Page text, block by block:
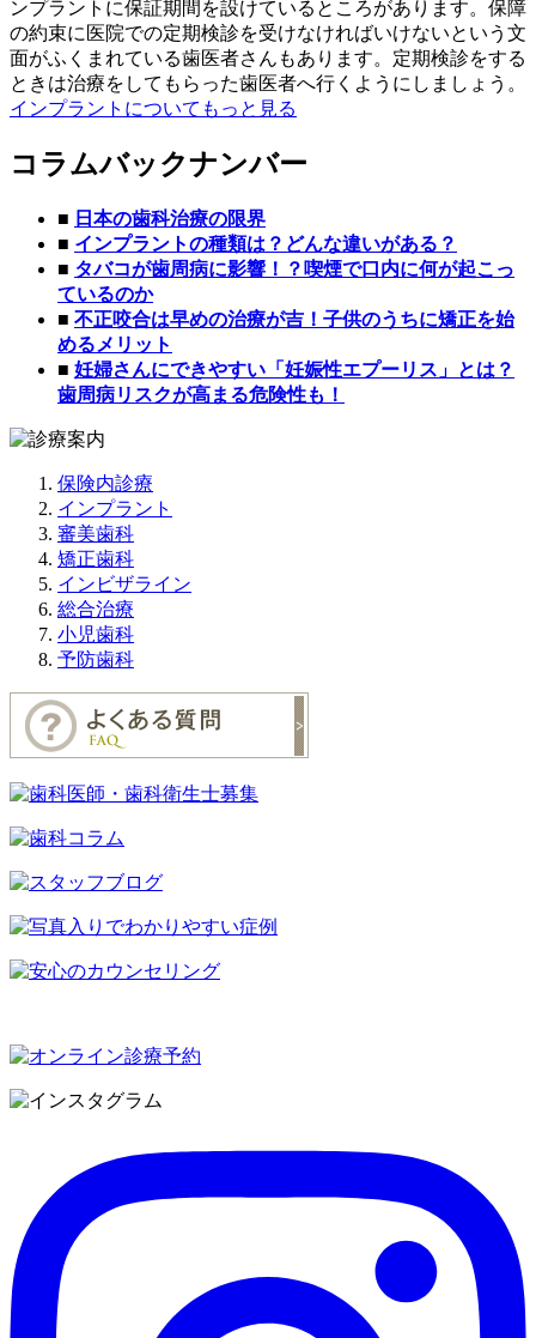
ンプラントに保証期間を設けているところがあります。保障
の約束に医院での定期検診を受けなければいけないという文
面がふくまれている歯医者さんもあります。定期検診をする
ときは治療をしてもらった歯医者へ行くようにしましょう。
インプラントについてもっと見る
コラムバックナンバー
■ 日本の歯科治療の限界
■ インプラントの種類は？どんな違いがある？
■ タバコが歯周病に影響！？喫煙で口内に何が起こっ
ているのか
■ 不正咬合は早めの治療が吉！子供のうちに矯正を始
めるメリット
■ 妊婦さんにできやすい「妊娠性エプーリス」とは？
歯周病リスクが高まる危険性も！
保険内診療
インプラント
審美歯科
矯正歯科
インビザライン
総合治療
小児歯科
予防歯科